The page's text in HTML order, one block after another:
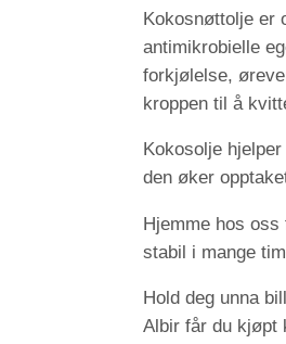
Kokosnøttolje er
antimikrobielle
forkjølelse,
kroppen til å
Kokosolje
den øker
Hjemme hos
stabil i mange
Hold deg unna
Albir får du kjøpt